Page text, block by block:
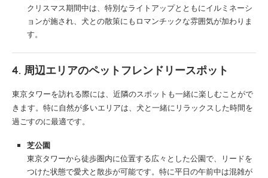
クリスマス期間中は、特別なライトアップとともにイルミネーシ
ョンが施され、犬との散策にもロマンチックな雰囲気が加わりま
す。
4. 周辺エリアのペットフレンドリースポット
東京タワーを訪れる際には、近隣のスポットも一緒に楽しむことがで
きます。特に自然が多いエリアは、犬と一緒にリラックスした時間を
過ごすのに最適です。
芝公園
東京タワーから徒歩圏内に位置する広々とした公園で、リードを
つけた状態で愛犬と散歩が可能です。特に平日の午前中は混雑が